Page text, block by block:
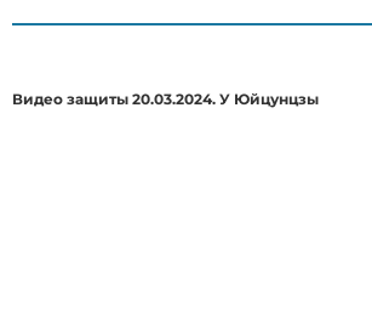
Видео защиты 20.03.2024. У Юйцунцзы